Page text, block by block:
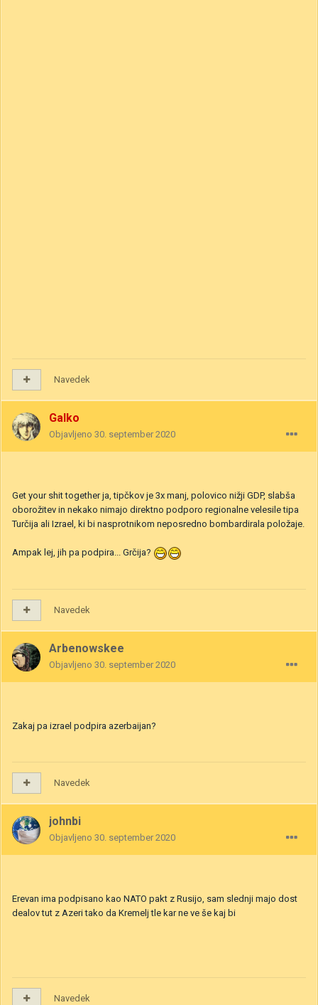
Navedek
Galko
Objavljeno 30. september 2020
Get your shit together ja, tipčkov je 3x manj, polovico nižji GDP, slabša
oborožitev in nekako nimajo direktno podporo regionalne velesile tipa
Turčija ali Izrael, ki bi nasprotnikom neposredno bombardirala položaje.
Ampak lej, jih pa podpira... Grčija?
Navedek
Arbenowskee
Objavljeno 30. september 2020
Zakaj pa izrael podpira azerbaijan?
Navedek
johnbi
Objavljeno 30. september 2020
Erevan ima podpisano kao NATO pakt z Rusijo, sam slednji majo dost
dealov tut z Azeri tako da Kremelj tle kar ne ve še kaj bi
Navedek